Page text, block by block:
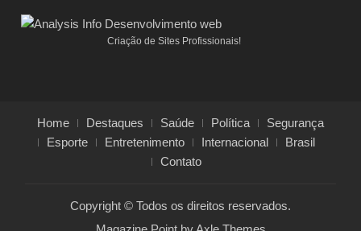
Criação de Sites Profissionais!
Home Destaques Saúde Política
Segurança
Esporte
Entretenimento Internacional
Brasil
Contato
Copyright © Todos os direitos reservados.